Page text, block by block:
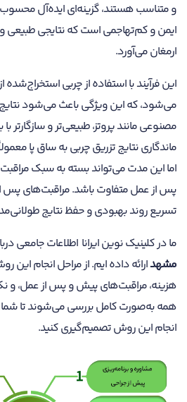
و متناسب هستند، گزینه‌ای ایده‌آل
ایمن و کم‌تهاجمی است که نتایجی طبیعی
ارمغان می‌آورد.
این فرآیند با استفاده از چربی
می‌شود، که این ویژگی باعث می‌شود
مصنوعی مانند پروتز، طبیعی‌تر و سازگارتر
اما این مدت می‌تواند بسته به سبک
پس از عمل متفاوت باشد. مراقبت‌های پس
تسریع روند بهبودی و حفظ نتایج
ما در کلینیک نوین ایرانا اطلاعات جامعی
مشهدارائه داده ایم. از مراحل انجام این
هزینه، مراقبت‌های پیش و پس از عمل، و
همه به‌صورت کامل بررسی می‌شوند تا شما
انجام این روش تصمیم‌گیری کنید.